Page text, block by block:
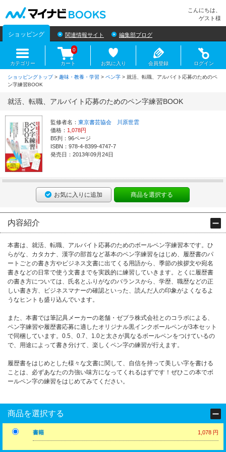
こんにちは、
ゲスト様
ショッピング 関連情報サイト 編集部ブログ
カテゴリー カート
0
お気に入り 会員登録 ログイン
ショッピングトップ> 趣味・教養・学習 > ペン字 > 就活、転職、アルバイト応募のためのペ
ン字練習BOOK
就活、転職、アルバイト応募のためのペン字練習BOOK
監修者名： 東京書芸協会 川原世雲
価格： 1,078円
B5判：96ページ
ISBN：978-4-8399-4747-7
発売日：2013年09月24日
お気に入りに追加 商品を選択する
内容紹介
本書は、就活、転職、アルバイト応募のためのボールペン字練習本です。ひ
らがな、カタカナ、漢字の部首など基本のペン字練習をはじめ、履歴書のパ
ートごとの書き方やビジネス文書に出てくる用語から、季節の挨拶文や宛名
書きなどの日常で使う文書までを実践的に練習していきます。とくに履歴書
の書き方については、氏名とふりがなのバランスから、学歴、職歴などの正
しい書き方、ビジネスマナーの確認といった、読んだ人の印象がよくなるよ
うなヒントも盛り込んでいます。
また、本書では筆記具メーカーの老舗・ゼブラ株式会社とのコラボによる、
ペン字練習や履歴書応募に適したオリジナル黒インクボールペンが3本セット
で同梱しています。0.5、0.7、1.0と太さが異なるボールペンをつけているの
で、用途によって書き分けて、楽しくペン字の練習が行えます。
履歴書をはじめとした様々な文書に関して、自信を持って美しい字を書ける
ことは、必ずあなたの力強い味方になってくれるはずです！ぜひこの本でボ
ールペン字の練習をはじめてみてください。
商品を選択する
書籍 1,078 円